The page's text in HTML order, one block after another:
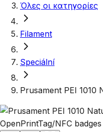
Όλες οι κατηγορίες
Filament
Speciální
Prusament PEI 1010